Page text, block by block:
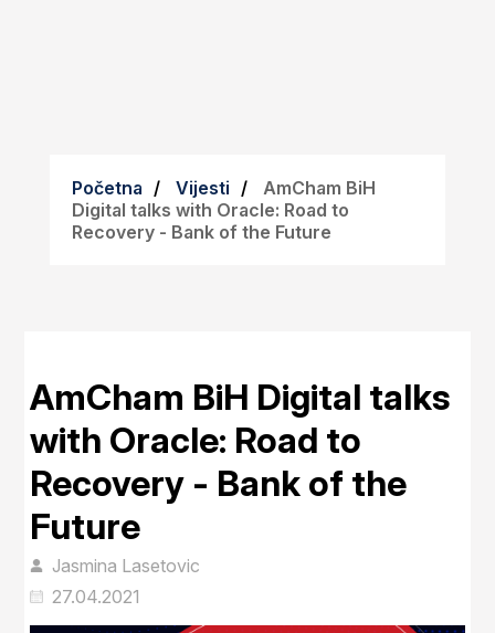
Početna Vijesti
AmCham BiH
Digital talks with Oracle: Road to
Recovery - Bank of the Future
AmCham BiH Digital talks
with Oracle: Road to
Recovery - Bank of the
Future
Jasmina Lasetovic
27.04.2021